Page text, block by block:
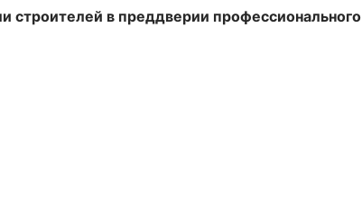
строителей в преддверии профессионального